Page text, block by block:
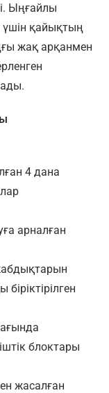
Ыңғайлы
үшін қайықтың
жақ арқанмен
4 дана
арналған
блоктары
жасалған